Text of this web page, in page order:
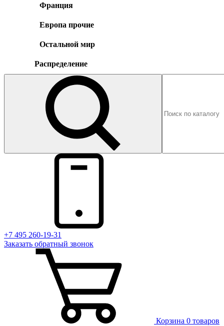
Франция
Европа прочие
Остальной мир
Распределение
+7 495 260-19-31
Заказать обратный звонок
Корзина 0 товаров